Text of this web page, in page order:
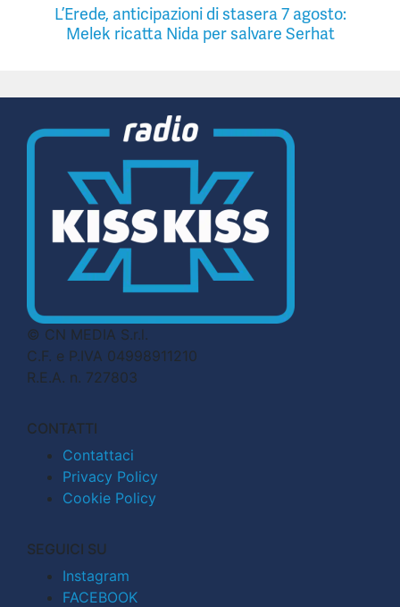
L’Erede, anticipazioni di stasera 7 agosto:
Melek ricatta Nida per salvare Serhat
© CN MEDIA S.r.l.
C.F. e P.IVA 04998911210
R.E.A. n. 727803
CONTATTI
Contattaci
Privacy Policy
Cookie Policy
SEGUICI SU
Instagram
FACEBOOK